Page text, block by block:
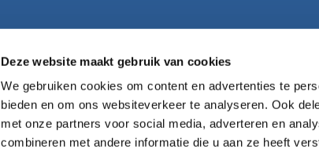
Deze website maakt gebruik van cookies
We gebruiken cookies om content en advertenties te
bieden en om ons websiteverkeer te analyseren. Ook
met onze partners voor social media, adverteren en
combineren met andere informatie die u aan ze heeft